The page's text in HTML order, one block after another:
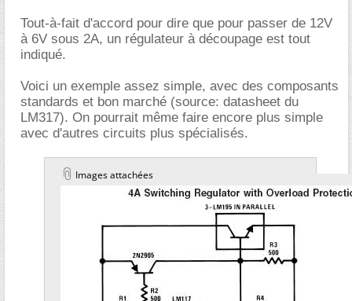
Tout-à-fait d'accord pour dire que pour passer de 12V
à 6V sous 2A, un régulateur à découpage est tout
indiqué.
Voici un exemple assez simple, avec des composants
standards et bon marché (source: datasheet du
LM317). On pourrait même faire encore plus simple
avec d'autres circuits plus spécialisés.
Images attachées